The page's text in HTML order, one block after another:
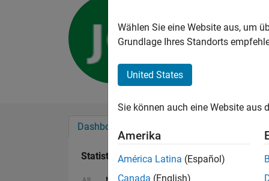
Last seen: 3 Monate
Followers:1
Dashboard
Statistik
Wählen Sie eine Website aus, um
Grundlage Ihres Standorts
United States
Sie können auch eine Website aus
Amerika
América Latina (Español)
Canada (English)